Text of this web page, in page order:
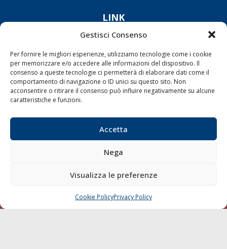
Gestisci Consenso
Per fornire le migliori esperienze, utilizziamo tecnologie come i cookie
per memorizzare e/o accedere alle informazioni del dispositivo. Il
consenso a queste tecnologie ci permetterà di elaborare dati come il
comportamento di navigazione o ID unici su questo sito. Non
acconsentire o ritirare il consenso può influire negativamente su alcune
caratteristiche e funzioni.
Accetta
Nega
Visualizza le preferenze
Cookie PolicyPrivacy Policy
LINK
Porti/Interporti
Trasporti
Varie
Compagnie di Navigazione
Blue economy
Diporto
Contatti
CHIAMA SCRIVI